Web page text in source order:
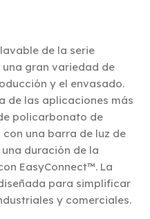
de la serie
una gran variedad de
y el envasado.
de las aplicaciones más
policarbonato de
una barra de luz de
duración de la
EasyConnect™. La
para simplificar
y comerciales.